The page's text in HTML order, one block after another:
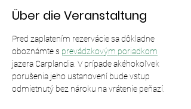
Über die Veranstaltung
Pred zaplatením rezervácie sa dôkladne
oboznámte s prevádzkovým poriadkom
jazera Carplandia. V prípade akéhokoľvek
porušenia jeho ustanovení bude vstup
odmietnutý bez nároku na vrátenie peňazí.